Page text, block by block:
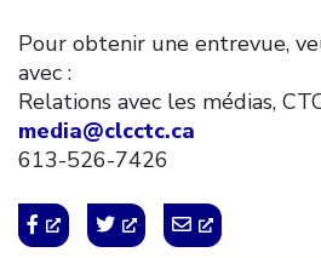
Pour obtenir une entrevue,
avec :
Relations avec les médias,
media@clcctc.ca
613-526-7426